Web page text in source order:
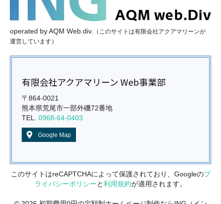
operated byAQM Web.div. （このサイトは有限会社アクアマリーンが
運営しています）
有限会社アクアマリーン Web事業部
〒864-0021
熊本県荒尾市一部外磯72番地
TEL. 0968-64-0403
Google Map
このサイトはreCAPTCHAによって保護されており、Googleのプ
ライバシーポリシーと利用規約が適用されます。